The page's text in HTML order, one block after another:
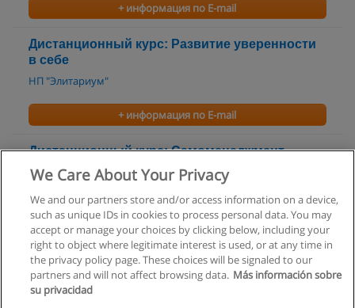
+ информация по E-mail
Дистанционный курс: Развитие уверенности
в себе
НП "Элитариум"
+ информация по E-mail
Дистанционный курс: Самоменеджмент.
Управление карьерой
+ информация по E-mail
We Care About Your Privacy
We and our partners store and/or access information on a device,
such as unique IDs in cookies to process personal data. You may
accept or manage your choices by clicking below, including your
right to object where legitimate interest is used, or at any time in
the privacy policy page. These choices will be signaled to our
partners and will not affect browsing data. Más información sobre
su privacidad